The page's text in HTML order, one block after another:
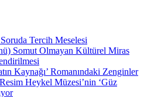
Tercih Meselesi
Somut Olmayan Kültürel Miras
Kaynağı’ Romanındaki Zenginler
Heykel Müzesi’nin ‘Güz